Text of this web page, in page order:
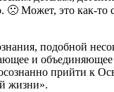
Может, это как-то
подобной
и
прийти к
жизни».